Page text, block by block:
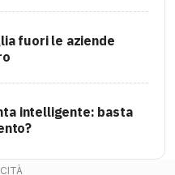
fuori le aziende
intelligente: basta